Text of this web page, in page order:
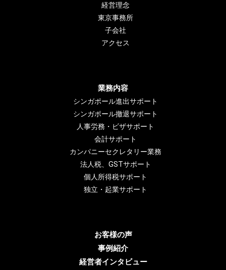
経営理念
東京事務所
子会社
アクセス
業務内容
シンガポール進出サポート
シンガポール撤退サポート
人事労務・ビザサポート
会計サポート
カンパニーセクレタリー業務
法人税、GSTサポート
個人所得税サポート
独立・起業サポート
お客様の声
事例紹介
経営者インタビュー